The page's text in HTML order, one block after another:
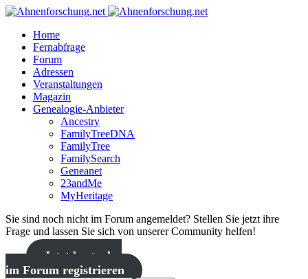
Home
Fernabfrage
Forum
Adressen
Veranstaltungen
Magazin
Genealogie-Anbieter
Ancestry
FamilyTreeDNA
FamilyTree
FamilySearch
Geneanet
23andMe
MyHeritage
Sie sind noch nicht im Forum angemeldet? Stellen Sie jetzt ihre
Frage und lassen Sie sich von unserer Community helfen!
Jetzt kostenlos
im Forum registrieren